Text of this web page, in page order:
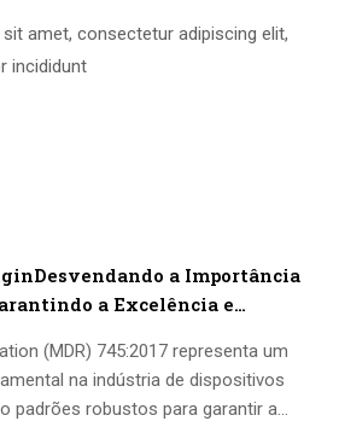
amet, consectetur adipiscing elit,
incididunt
a Importância
a Excelência e
(MDR) 745:2017 representa um
na indústria de dispositivos
padrões robustos para garantir a